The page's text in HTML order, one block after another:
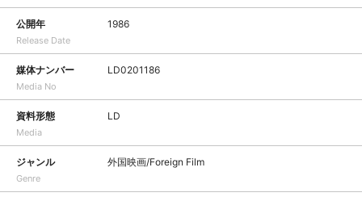
公開年
Release Date
1986
媒体ナンバー
Media No
LD0201186
資料形態
Media
LD
ジャンル
Genre
外国映画/Foreign Film